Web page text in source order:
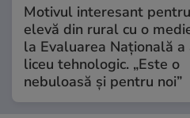
Motivul interesant
elevă din rural cu o
la Evaluarea Națională a
liceu tehnologic. „Este o
nebuloasă și pentru noi”